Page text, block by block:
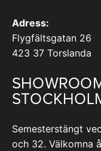
Adress:
Flygfältsgatan 26
423 37 Torslanda
Semesterstängt
och 32. Välkomna